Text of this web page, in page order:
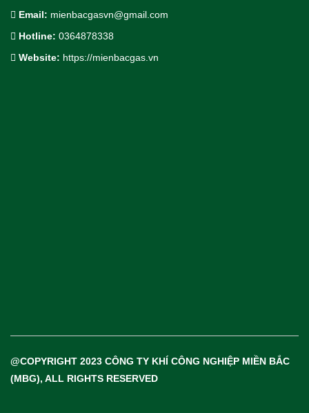
Email: mienbacgasvn@gmail.com
Hotline: 0364878338
Website: https://mienbacgas.vn
Cho Thuê bồn trạm khí công nghiệp
@COPYRIGHT 2023 CÔNG TY KHÍ CÔNG NGHIỆP MIỀN BẮC
(MBG), ALL RIGHTS RESERVED